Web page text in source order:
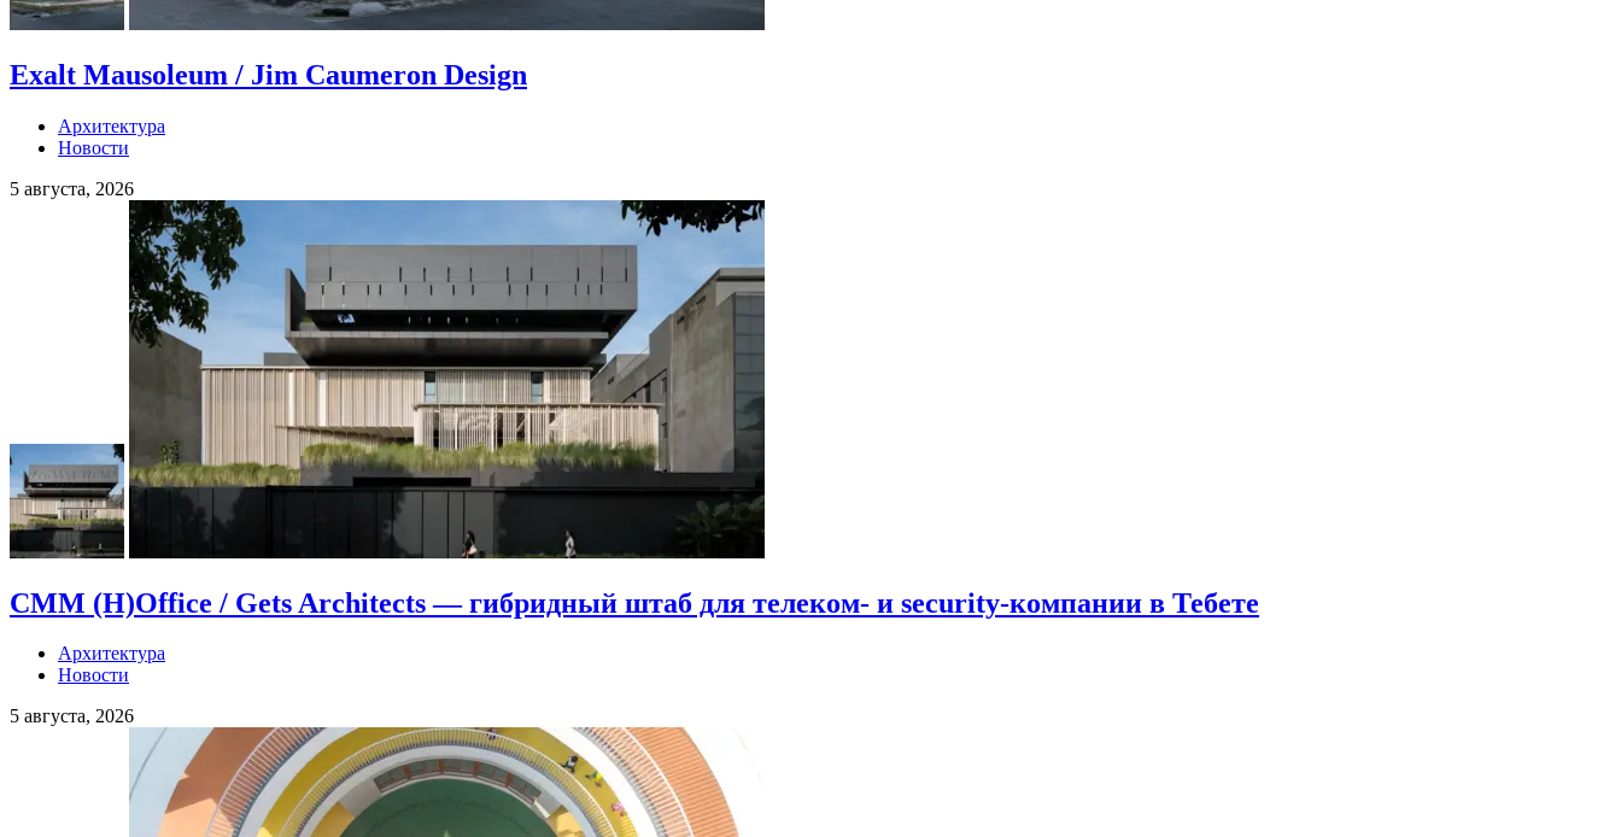
Exalt Mausoleum / Jim Caumeron Design
Архитектура
Новости
5 августа, 2026
CMM (H)Office / Gets Architects — гибридный штаб для телеком- и security-компании в Тебете
Архитектура
Новости
5 августа, 2026